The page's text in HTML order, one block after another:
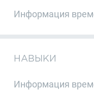
Информация
НАВЫКИ
Информация